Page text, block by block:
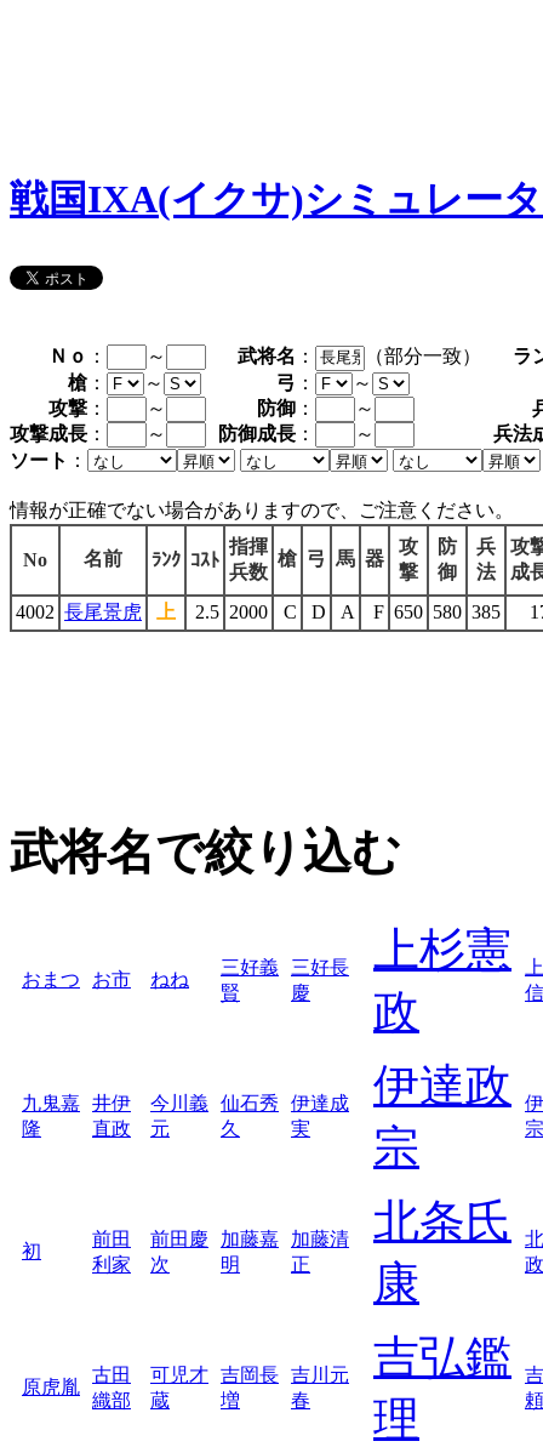
戦国IXA(イクサ)シミュレー
Ｎｏ ： ～ 武将名 ： （部分一致）
ラ
槍 ： ～ 弓 ：
～
攻撃 ： ～ 防御 ： ～
攻撃成長 ： ～ 防御成長 ： ～
兵法
ソート ：
情報が正確でない場合がありますので、ご注意ください。
No 名前 ﾗﾝｸ ｺｽﾄ
指揮
兵数
槍 弓 馬 器
攻
撃
防
御
兵
法
攻
成
4002 長尾景虎 上 2.5 2000 C D A F 650 580 385
武将名で絞り込む
おまつ お市 ねね
三好義
賢
三好長
慶
上杉憲
政
信
九鬼嘉
隆
井伊
直政
今川義
元
仙石秀
久
伊達成
実
伊達政
宗
宗
初
前田
利家
前田慶
次
加藤嘉
明
加藤清
正
北条氏
康
政
原虎胤
古田
織部
可児才
蔵
吉岡長
増
吉川元
春
吉弘鑑
理
頼